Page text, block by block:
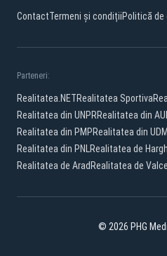
ContactTermeni și condițiiPolitică
Parteneri:
Realitatea.NETRealitatea Sportiva
Realitatea din UNPRRealitatea din
Realitatea din PMPRealitatea din
Realitatea din PNLRealitatea de
Realitatea de Arad Realitatea de
© 2026 PHG